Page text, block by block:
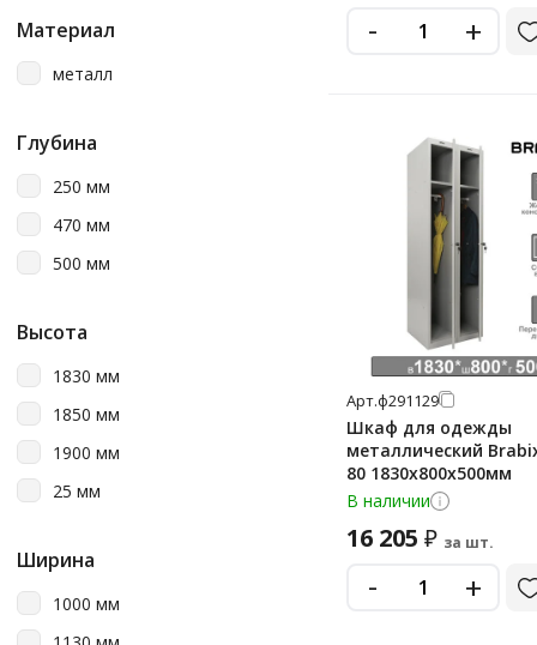
шкафы для одежды
металлические
Материал
металл
Глубина
250 мм
470 мм
500 мм
Высота
1830 мм
1850 мм
1900 мм
25 мм
Ширина
1000 мм
- +
Арт.ф291129
Шкаф для одежды
металлический
80 1830х800х500мм
В наличии
16 205 ₽ за шт.
- +